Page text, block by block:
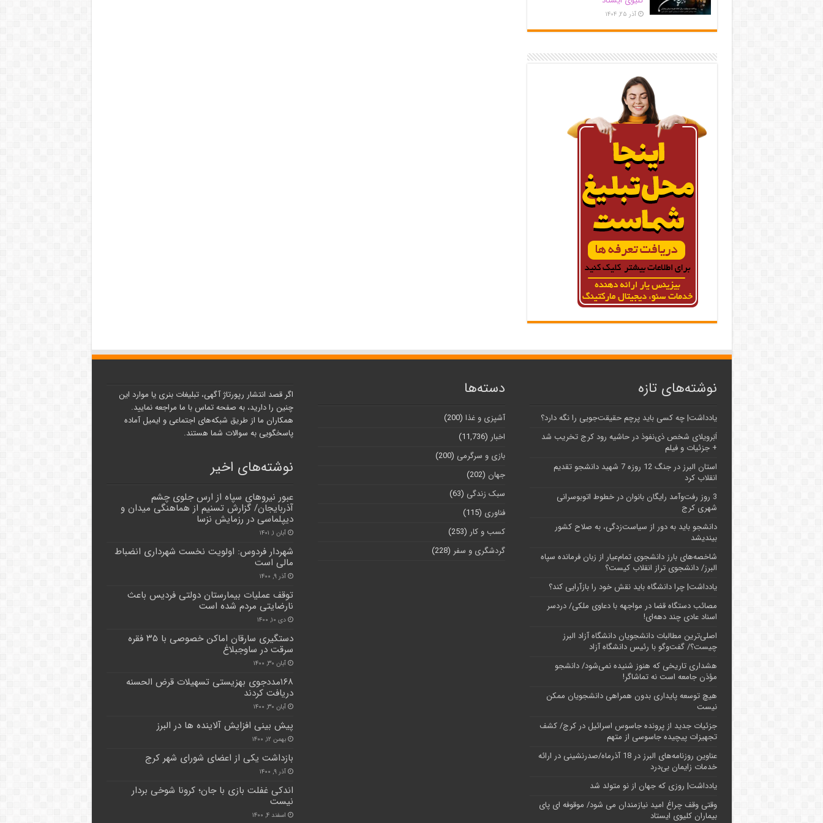
آذر ۲۵, ۱۴۰۴
نوشته‌های تازه
یادداشت| ‌چه کسی باید پرچم حقیقت‌جویی را نگه دارد؟
اَبَر‌ویلای شخص ذی‌نفوذ در حاشیه‌ رود کرج تخریب شد
+ جزئیات و فیلم
استان البرز در جنگ 12 روزه 7 شهید دانشجو تقدیم
انقلاب کرد
3 روز رفت‌وآمد رایگان بانوان در خطوط اتوبوسرانی
شهری کرج
دانشجو باید به دور از سیاست‌زدگی، به صلاح کشور
بیندیشد
شاخصه‌های بارز دانشجوی تمام‌عیار از زبان فرمانده سپاه
البرز/ دانشجوی تراز انقلاب کیست؟
یادداشت| چرا دانشگاه باید نقش خود را بازآرایی کند؟
مصائب دستگاه قضا در مواجهه با دعاوی ملکی/ دردسر
اسناد عادی چند‌ دهه‌ای!
اصلی‌ترین مطالبات دانشجویان دانشگاه آزاد البرز
چیست؟/ گفت‌وگو با رئیس دانشگاه آز‌اد
هشداری تاریخی که هنوز شنیده نمی‌شود/ دانشجو
مؤذن جامعه است نه تماشاگر!
هیچ توسعه پایداری بدون همراهی دانشجویان ممکن
نیست
جزئیات جدید از پرونده جاسوس اسرائیل در کرج/‌ کشف
تجهیزات پیچیده جاسوسی از متهم
عناوین روزنامه‌های البرز در ‌18 آذرماه/صدرنشینی در ارائه
خدمات زایمان بی‌درد
یادداشت| روزی که جهان از نو متولد شد
وقتی وقف چراغ امید نیازمندان می شود/ موقوفه ای پای
بیماران کلیوی ایستاد
دسته‌ها
آشپزی و غذا (200)
اخبار (11,736)
بازی و سرگرمی (200)
جهان (202)
سبک زندگی (63)
فناوری (115)
کسب و کار (253)
گردشگری و سفر (228)
اگر قصد انتشار رپورتاژ آگهی، تبلیغات بنری یا موارد این
چنین را دارید، به صفحه تماس با ما مراجعه نمایید.
همکاران ما از طریق شبکه‌های اجتماعی و ایمیل آماده
پاسخگویی به سوالات شما هستند.
نوشته‌های اخیر
عبور نیروهای سپاه از ارس جلوی چشم
آذربایجان/ گزارش تسنیم از هماهنگی میدان و
دیپلماسی در رزمایش نزسا
آبان ۱, ۱۴۰۱
شهردار فردوس: اولویت نخست شهرداری انضباط
مالی است
آذر ۹, ۱۴۰۰
توقف عملیات بیمارستان دولتی فردیس باعث
نارضایتی مردم شده است
دی ۱۰, ۱۴۰۰
دستگیری سارقان اماکن خصوصی با ۳۵ فقره
سرقت در ساوجبلاغ
آبان ۳۰, ۱۴۰۰
۱۶۸مددجوی بهزیستی تسهیلات قرض الحسنه
دریافت کردند
آبان ۳۰, ۱۴۰۰
پیش بینی افزایش آلاینده ها در البرز
بهمن ۱۲, ۱۴۰۰
بازداشت یکی از اعضای شورای شهر کرج
آذر ۹, ۱۴۰۰
اندکی غفلت بازی با جان؛ کرونا شوخی بردار
نیست
اسفند ۴, ۱۴۰۰